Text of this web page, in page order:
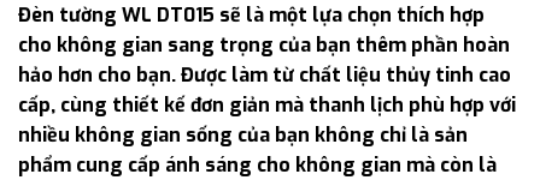
Đèn tường WL DT015 sẽ là một lựa chọn thích hợp
cho không gian sang trọng của bạn thêm phần hoàn
hảo hơn cho bạn. Được làm từ chất liệu thủy tinh cao
cấp, cùng thiết kế đơn giản mà thanh lịch phù hợp với
nhiều không gian sống của bạn không chỉ là sản
phẩm cung cấp ánh sáng cho không gian mà còn là